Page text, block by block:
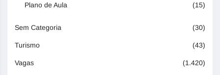
Plano de Aula (15)
Sem Categoria (30)
Turismo (43)
Vagas (1.420)